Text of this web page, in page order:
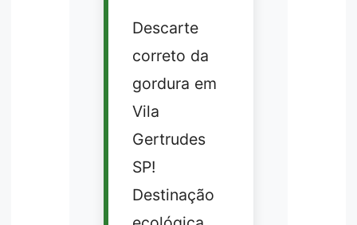
Descarte
correto da
gordura em
Vila
Gertrudes
SP!
Destinação